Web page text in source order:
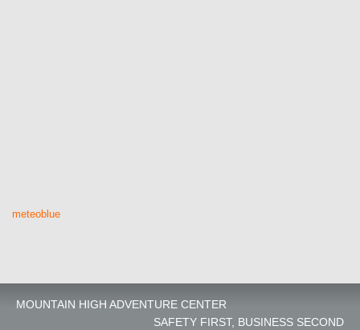
meteoblue
MOUNTAIN HIGH ADVENTURE CENTER
SAFETY FIRST, BUSINESS SECOND